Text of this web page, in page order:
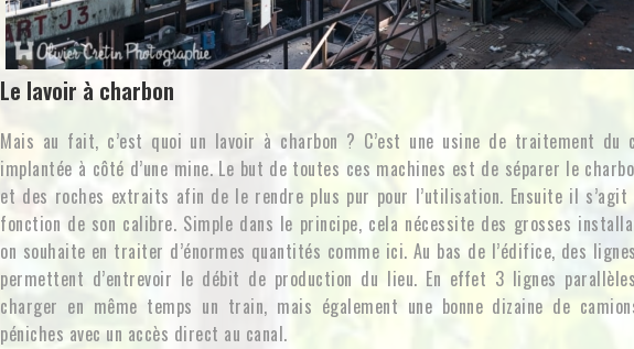
Le lavoir à charbon
Mais au fait, c’est quoi un lavoir à charbon ? C’est une usine de traitement du
implantée à côté d’une mine. Le but de toutes ces machines est de séparer le
et des roches extraits afin de le rendre plus pur pour l’utilisation. Ensuite il s’agit
fonction de son calibre. Simple dans le principe, cela nécessite des grosses
on souhaite en traiter d’énormes quantités comme ici. Au bas de l’édifice, des
permettent d’entrevoir le débit de production du lieu. En effet 3 lignes
charger en même temps un train, mais également une bonne dizaine de
péniches avec un accès direct au canal.